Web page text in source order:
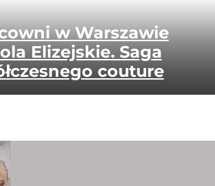
w Warszawie
Elizejskie. Saga
couture